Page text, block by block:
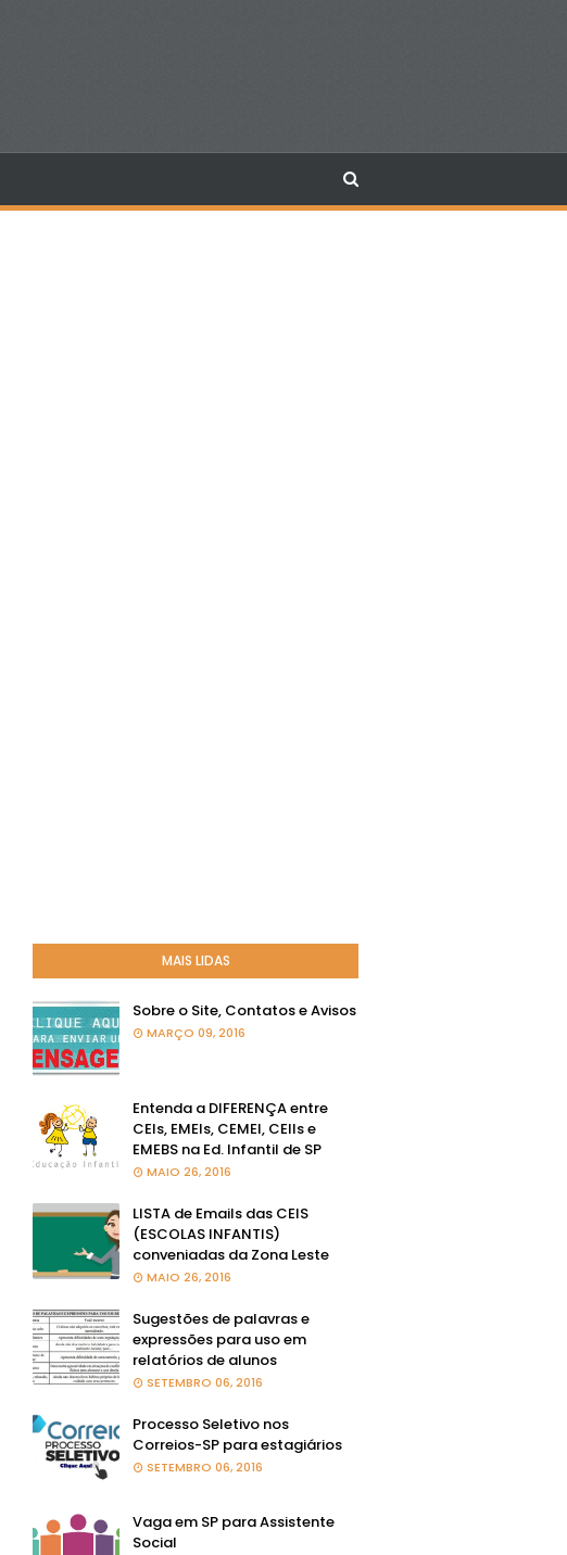
MAIS LIDAS
Sobre o Site, Contatos e Avisos
MARÇO 09, 2016
Entenda a DIFERENÇA entre
CEIs, EMEIs, CEMEI, CEIIs e
EMEBS na Ed. Infantil de SP
MAIO 26, 2016
LISTA de Emails das CEIS
(ESCOLAS INFANTIS)
conveniadas da Zona Leste
MAIO 26, 2016
Sugestões de palavras e
expressões para uso em
relatórios de alunos
SETEMBRO 06, 2016
Processo Seletivo nos
Correios-SP para estagiários
SETEMBRO 06, 2016
Vaga em SP para Assistente
Social